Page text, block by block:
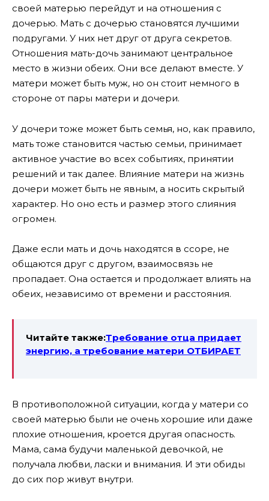
своей матерью перейдут и на отношения с
дочерью. Мать с дочерью становятся лучшими
подругами. У них нет друг от друга секретов.
Отношения мать-дочь занимают центральное
место в жизни обеих. Они все делают вместе. У
матери может быть муж, но он стоит немного в
стороне от пары матери и дочери.
У дочери тоже может быть семья, но, как правило,
мать тоже становится частью семьи, принимает
активное участие во всех событиях, принятии
решений и так далее. Влияние матери на жизнь
дочери может быть не явным, а носить скрытый
характер. Но оно есть и размер этого слияния
огромен.
Даже если мать и дочь находятся в ссоре, не
общаются друг с другом, взаимосвязь не
пропадает. Она остается и продолжает влиять на
обеих, независимо от времени и расстояния.
Читайте также:Требование отца придает
энергию, а требование матери ОТБИРАЕТ
В противоположной ситуации, когда у матери со
своей матерью были не очень хорошие или даже
плохие отношения, кроется другая опасность.
Мама, сама будучи маленькой девочкой, не
получала любви, ласки и внимания. И эти обиды
до сих пор живут внутри.